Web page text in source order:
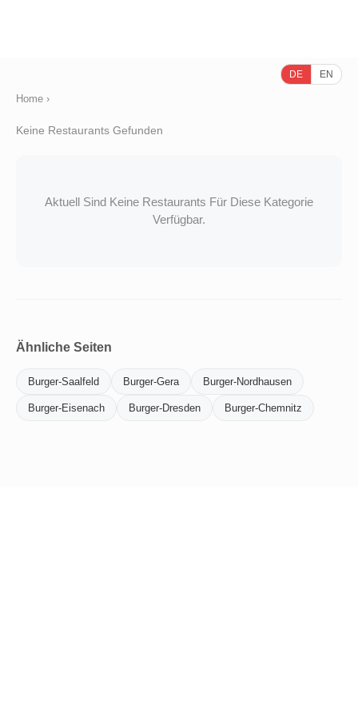
DE EN
Home ›
Keine Restaurants Gefunden
Aktuell Sind Keine Restaurants Für Diese Kategorie
Verfügbar.
Ähnliche Seiten
Burger-Saalfeld Burger-Gera Burger-Nordhausen
Burger-Eisenach Burger-Dresden Burger-Chemnitz